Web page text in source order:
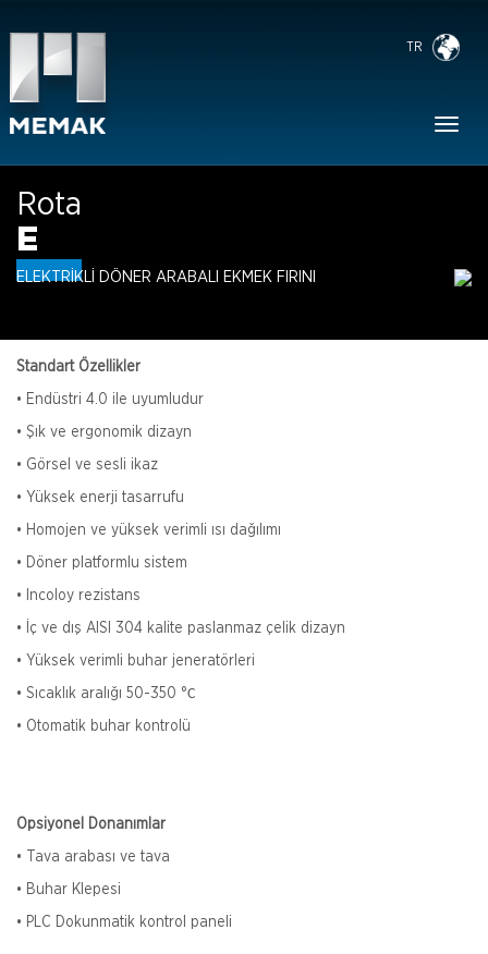
TR
Rota
E
ELEKTRİKLİ DÖNER ARABALI EKMEK FIRINI
Standart Özellikler
• Endüstri 4.0 ile uyumludur
• Şık ve ergonomik dizayn
• Görsel ve sesli ikaz
• Yüksek enerji tasarrufu
• Homojen ve yüksek verimli ısı dağılımı
• Döner platformlu sistem
• Incoloy rezistans
• İç ve dış AISI 304 kalite paslanmaz çelik dizayn
• Yüksek verimli buhar jeneratörleri
• Sıcaklık aralığı 50-350 °С
• Otomatik buhar kontrolü
Opsiyonel Donanımlar
• Tava arabası ve tava
• Buhar Klepesi
• PLC Dokunmatik kontrol paneli